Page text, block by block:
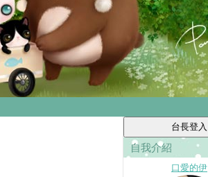
自我介紹
口愛的伊